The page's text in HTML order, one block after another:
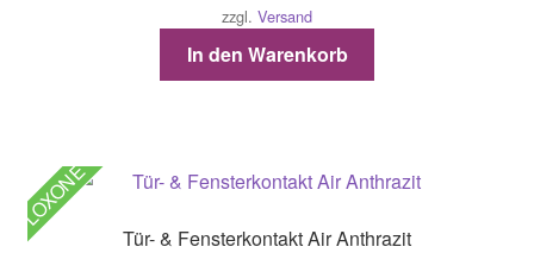
zzgl. Versand
In den Warenkorb
LOXONE
Tür- & Fensterkontakt Air Anthrazit